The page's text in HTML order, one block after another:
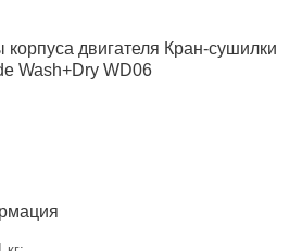
двигателя Кран-сушилки
Wash+Dry WD06